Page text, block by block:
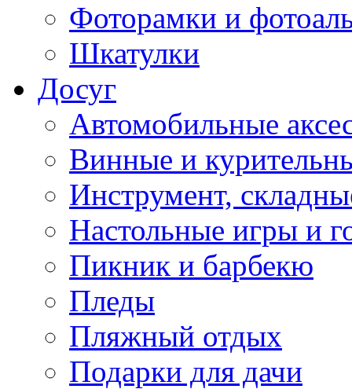
Фоторамки и
Шкатулки
Досуг
Автомобильные
Винные и
Инструмент,
Настольные игры и
Пикник и барбекю
Пледы
Пляжный отдых
Подарки для дачи